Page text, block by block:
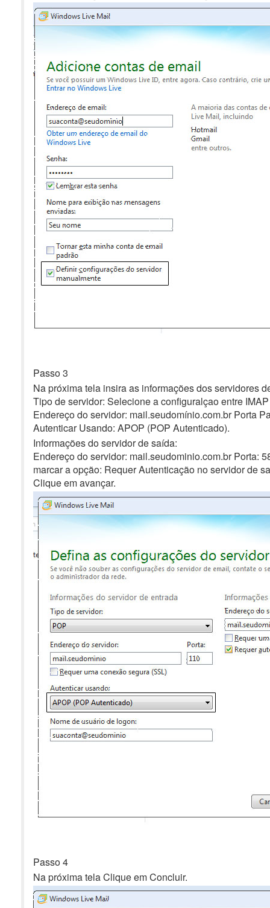
Passo 3
Na próxima tela insira as informações dos servidores
Tipo de servidor: Selecione a configuralçao entre
Endereço do servidor: mail.seudomínio.com.br Porta
Autenticar Usando: APOP (POP Autenticado).
Informações do servidor de saída:
Endereço do servidor: mail.seudominio.com.br Porta:
marcar a opção: Requer Autenticação no servidor de
Clique em avançar.
Passo 4
Na próxima tela Clique em Concluir.